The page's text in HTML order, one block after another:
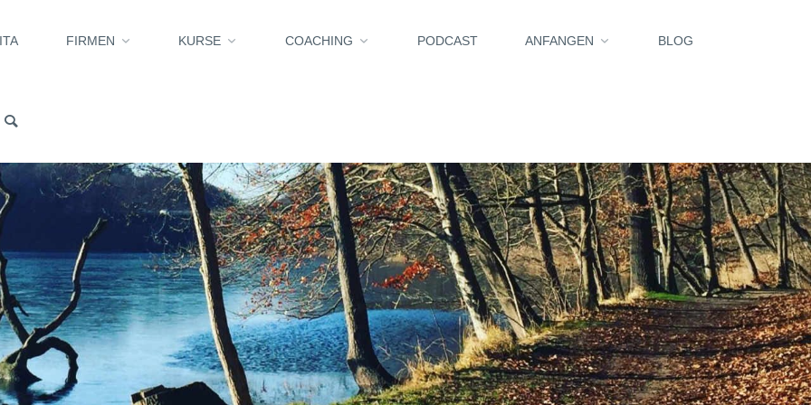
FIRMEN KURSE COACHING PODCAST ANFANGEN BLOG